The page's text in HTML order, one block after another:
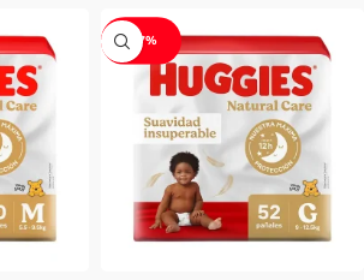
-17%